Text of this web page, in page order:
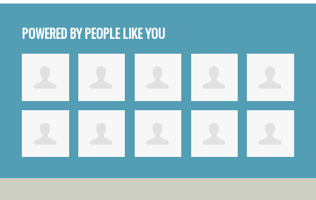
POWERED BY PEOPLE LIKE YOU